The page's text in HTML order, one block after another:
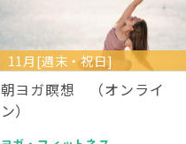
11月[週末・祝日]
朝ヨガ瞑想 （オンライ
ン）